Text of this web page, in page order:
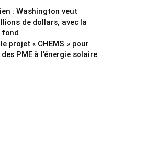
: Washington veut
de dollars, avec la
fond
projet « CHEMS » pour
PME à l’énergie solaire